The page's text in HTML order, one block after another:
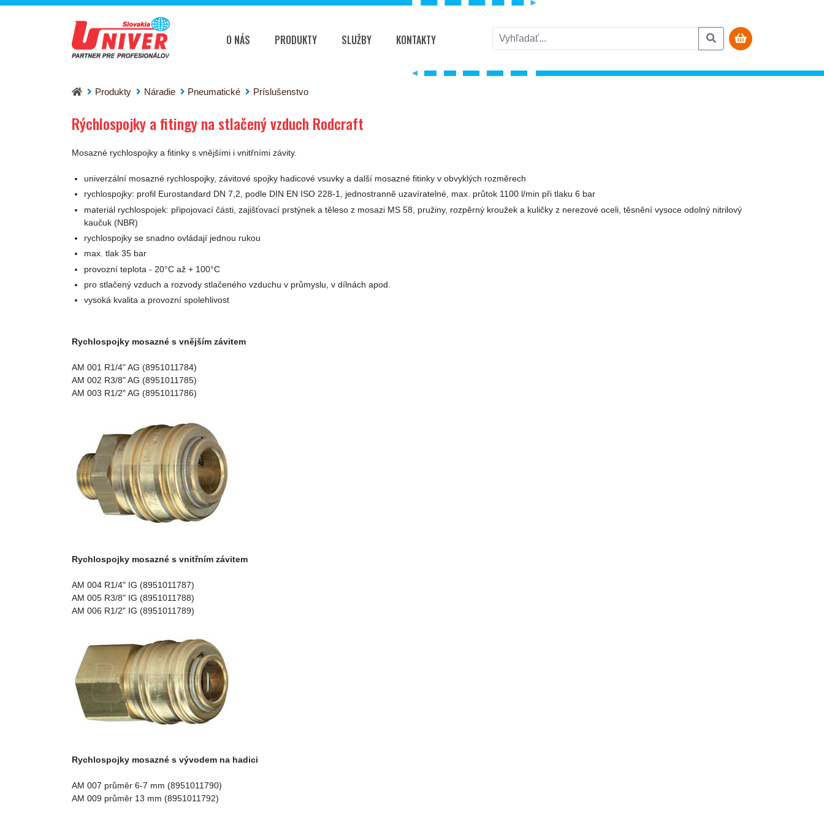
O NÁS PRODUKTY SLUŽBY KONTAKTY
Produkty Náradie Pneumatické Príslušenstvo
Rýchlospojky a fitingy na stlačený vzduch Rodcraft
Rýchlospojky a fitingy na stlačený vzduch Rodcraft
Mosazné rychlospojky a fitinky s vnějšími i vnitřními závity.
univerzální mosazné rychlospojky, závitové spojky hadicové vsuvky a další mosazné fitinky v obvyklých rozměrech
rychlospojky: profil Eurostandard DN 7,2, podle DIN EN ISO 228-1, jednostranně uzavíratelné, max. průtok 1100 l/min při tlaku 6 bar
materiál rychlospojek: připojovací části, zajišťovací prstýnek a těleso z mosazi MS 58, pružiny, rozpěrný kroužek a kuličky z nerezové oceli, těsnění vysoce odolný nitrilový
kaučuk (NBR)
rychlospojky se snadno ovládají jednou rukou
max. tlak 35 bar
provozní teplota - 20°C až + 100°C
pro stlačený vzduch a rozvody stlačeného vzduchu v průmyslu, v dílnách apod.
vysoká kvalita a provozní spolehlivost
Rychlospojky mosazné s vnějším závitem
AM 001 R1/4" AG (8951011784)
AM 002 R3/8" AG (8951011785)
AM 003 R1/2" AG (8951011786)
Rychlospojky mosazné s vnitřním závitem
AM 004 R1/4" IG (8951011787)
AM 005 R3/8" IG (8951011788)
AM 006 R1/2" IG (8951011789)
Rychlospojky mosazné s vývodem na hadici
AM 007 průměr 6-7 mm (8951011790)
AM 009 průměr 13 mm (8951011792)